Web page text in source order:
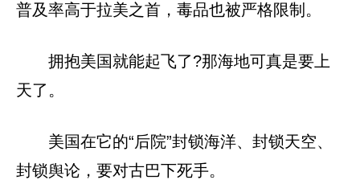
普及率高于拉美之首，毒品也被严格限制。
拥抱美国就能起飞了?那海地可真是要上
天了。
美国在它的“后院”封锁海洋、封锁天空、
封锁舆论，要对古巴下死手。